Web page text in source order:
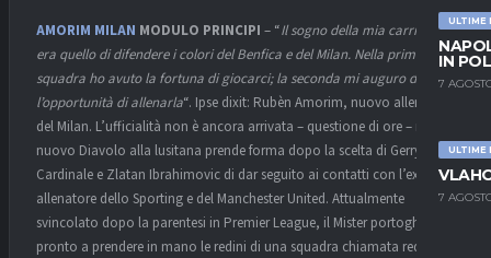
ULTIME
IN
7
ULTIME
7
AMORIM MILAN MODULO PRINCIPI – “Il sogno della mia carriera
era quello di difendere i colori del Benfica e del Milan. Nella prima
squadra ho avuto la fortuna di giocarci; la seconda mi auguro di aver
l’opportunità di allenarla“. Ipse dixit: Rubèn Amorim, nuovo allenatore
del Milan. L’ufficialità non è ancora arrivata – questione di ore – ma il
nuovo Diavolo alla lusitana prende forma dopo la scelta di Gerry
Cardinale e Zlatan Ibrahimovic di dar seguito ai contatti con l’ex
allenatore dello Sporting e del Manchester United. Attualmente
svincolato dopo la parentesi in Premier League, il Mister portoghese è
pronto a prendere in mano le redini di una squadra chiamata redimere